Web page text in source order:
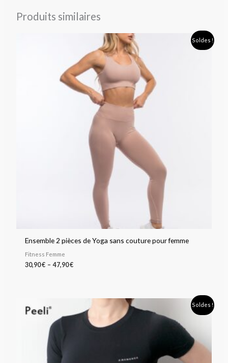
Produits similaires
Soldes !
Ensemble 2 pièces de Yoga sans couture pour femme
Fitness Femme
30,90€ – 47,90€
prix :
30,90 €
à
47,90 €
Soldes !
prix
initial
était :
37,90 €.
actuel